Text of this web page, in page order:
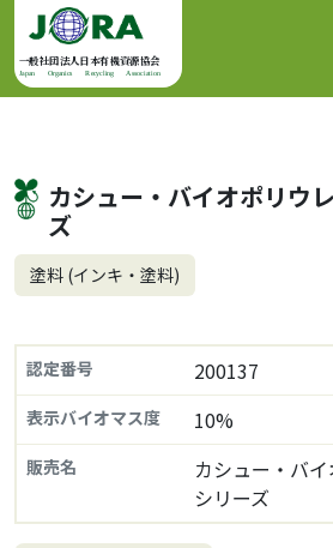
コンテンツへスキップ
メインナビゲーション
一般社団法人日本有機資源協会
Japan Organics Recycling Association
カシュー・バイオポリウ
ズ
塗料 (インキ・塗料)
認定番号 200137
表示バイオマス度 10%
販売名
カシュー・バ
シリーズ